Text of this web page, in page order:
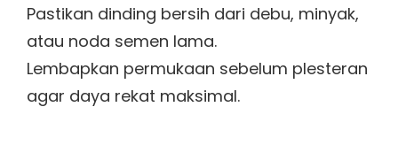
Pastikan dinding bersih dari debu, minyak,
atau noda semen lama.
Lembapkan permukaan sebelum plesteran
agar daya rekat maksimal.